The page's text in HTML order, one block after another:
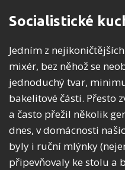
Socialistické
Jedním z
mixér, bez něhož se
jednoduchý tvar,
bakelitové části. Přesto
a často přežil několik
dnes, v domácnosti
byly i ruční mlýnky
připevňovaly ke stolu a